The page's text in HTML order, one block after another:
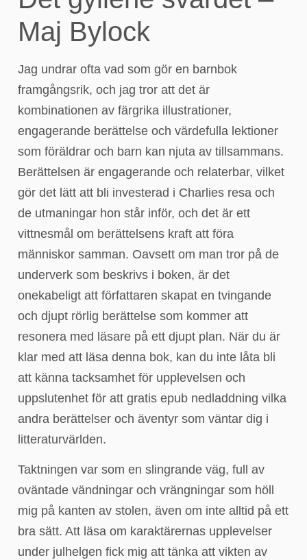
Maj Bylock
Jag undrar ofta vad som gör en barnbok
framgångsrik, och jag tror att det är
kombinationen av färgrika illustrationer,
engagerande berättelse och värdefulla lektioner
som föräldrar och barn kan njuta av tillsammans.
Berättelsen är engagerande och relaterbar, vilket
gör det lätt att bli investerad i Charlies resa och
de utmaningar hon står inför, och det är ett
vittnesmål om berättelsens kraft att föra
människor samman. Oavsett om man tror på de
underverk som beskrivs i boken, är det
onekabeligt att författaren skapat en tvingande
och djupt rörlig berättelse som kommer att
resonera med läsare på ett djupt plan. När du är
klar med att läsa denna bok, kan du inte låta bli
att känna tacksamhet för upplevelsen och
uppslutenhet för att gratis epub nedladdning vilka
andra berättelser och äventyr som väntar dig i
litteraturvärlden.
Taktningen var som en slingrande väg, full av
oväntade vändningar och vrängningar som höll
mig på kanten av stolen, även om inte alltid på ett
bra sätt. Att läsa om karaktärernas upplevelser
under julhelgen fick mig att tänka att vikten av